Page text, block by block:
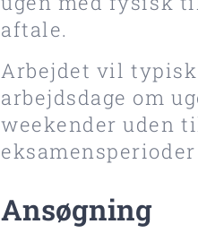
aftale.
Arbejdet vil
arbejdsdage om
weekender uden
Ansøgning